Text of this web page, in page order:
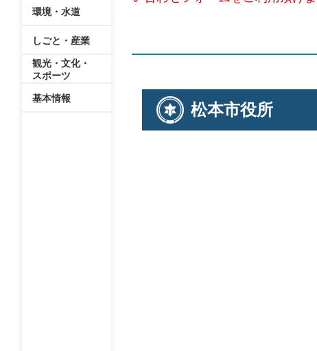
環境・水道
しごと・産業
観光・文化・
スポーツ
基本情報
松本市役所